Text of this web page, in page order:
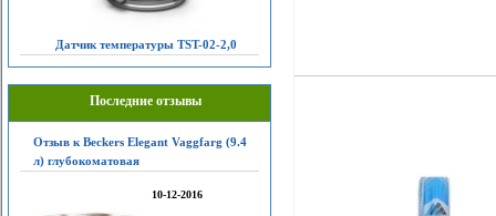
Датчик температуры TST-02-2,0
Последние отзывы
Отзыв к Beckers Elegant Vaggfarg (9.4
л) глубокоматовая
10-12-2016